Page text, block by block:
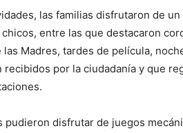
las familias disfrutaron de
entre las que destacaron
Madres, tardes de película,
por la ciudadanía y que
pudieron disfrutar de juegos